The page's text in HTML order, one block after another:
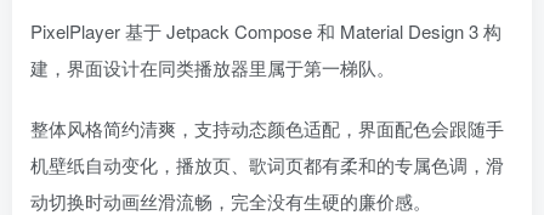
PixelPlayer 基于 Jetpack Compose 和 Material Design 3 构
建，界面设计在同类播放器里属于第一梯队。
整体风格简约清爽，支持动态颜色适配，界面配色会跟随手
机壁纸自动变化，播放页、歌词页都有柔和的专属色调，滑
动切换时动画丝滑流畅，完全没有生硬的廉价感。